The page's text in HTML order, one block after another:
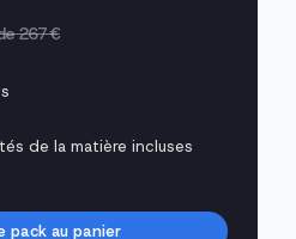
267 €
de la matière incluses
pack au panier